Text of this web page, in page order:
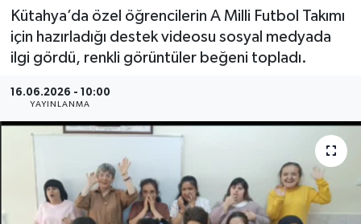
Kütahya’da özel öğrencilerin A Milli Futbol Takımı
için hazırladığı destek videosu sosyal medyada
ilgi gördü, renkli görüntüler beğeni topladı.
16.06.2026 - 10:00
YAYINLANMA
Eleman
Emlak
Gündem
Haber İlanlar
Haber Arşivi